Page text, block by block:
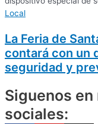
Local
La Feria de
contará con un
seguridad y
Siguenos
sociales: